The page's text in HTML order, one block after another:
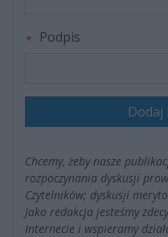
Podpis
Chcemy, żeby nasze
rozpoczynania dyskusji
Czytelników; dyskusji
Jako redakcja jesteśmy
Internecie i wspieramy